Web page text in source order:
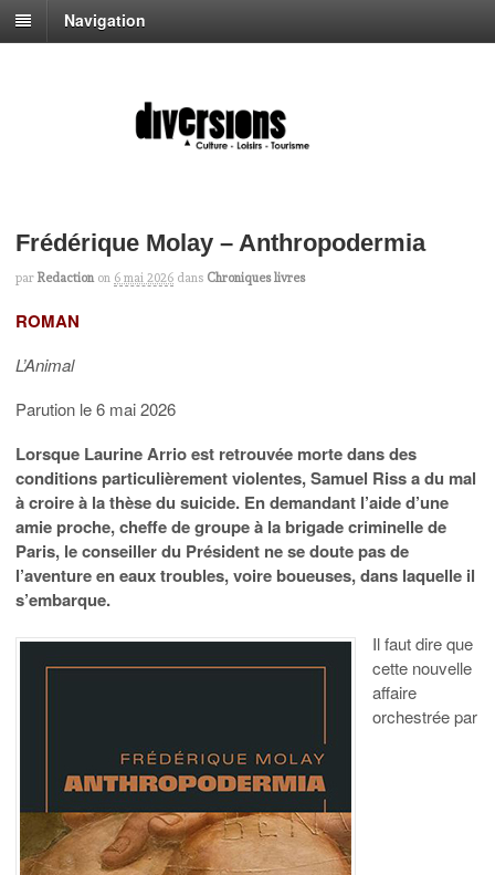
Navigation
Frédérique Molay – Anthropodermia
par Redaction on 6 mai 2026 dans Chroniques livres
ROMAN
L’Animal
Parution le 6 mai 2026
Lorsque Laurine Arrio est retrouvée morte dans des
conditions particulièrement violentes, Samuel Riss a du mal
à croire à la thèse du suicide. En demandant l’aide d’une
amie proche, cheffe de groupe à la brigade criminelle de
Paris, le conseiller du Président ne se doute pas de
l’aventure en eaux troubles, voire boueuses, dans laquelle il
s’embarque.
Il faut dire que
cette nouvelle
affaire
orchestrée par